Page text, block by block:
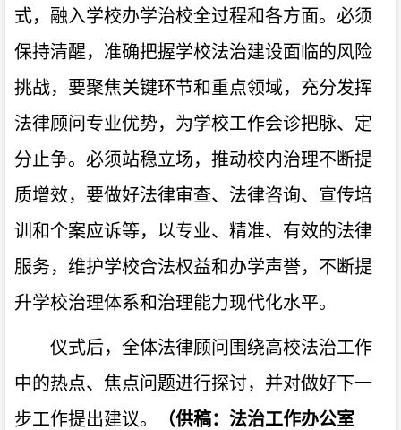
式，融入学校办学治校全过程和各方面。必须
保持清醒，准确把握学校法治建设面临的风险
挑战，要聚焦关键环节和重点领域，充分发挥
法律顾问专业优势，为学校工作会诊把脉、定
分止争。必须站稳立场，推动校内治理不断提
质增效，要做好法律审查、法律咨询、宣传培
训和个案应诉等，以专业、精准、有效的法律
服务，维护学校合法权益和办学声誉，不断提
升学校治理体系和治理能力现代化水平。
仪式后，全体法律顾问围绕高校法治工作
中的热点、焦点问题进行探讨，并对做好下一
步工作提出建议。
（供稿：法治工作办公室